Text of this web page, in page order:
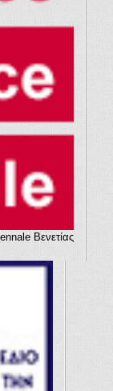
Βενετίας